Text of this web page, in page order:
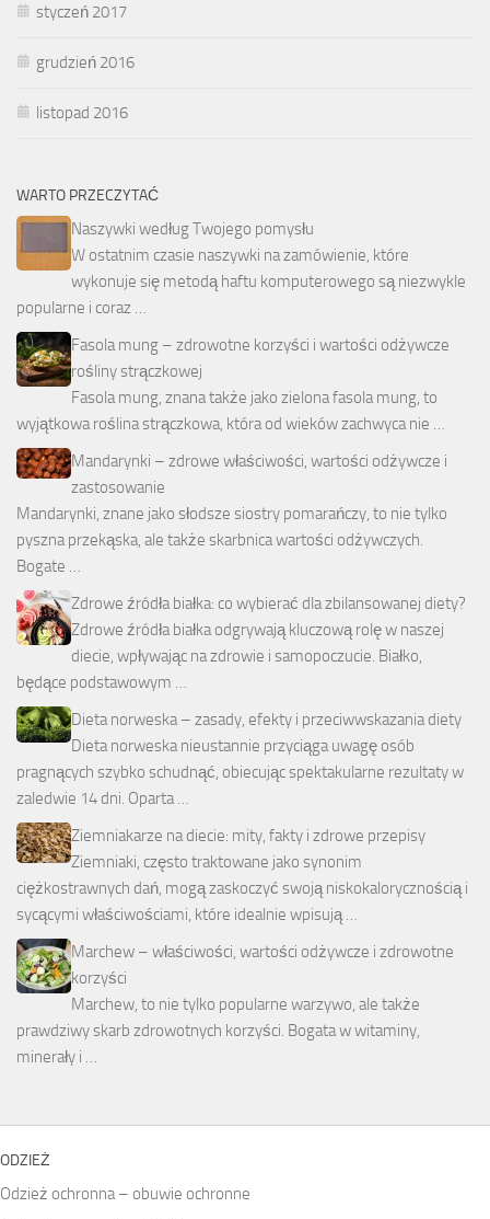
styczeń 2017
grudzień 2016
listopad 2016
WARTO PRZECZYTAĆ
Naszywki według Twojego pomysłu
W ostatnim czasie naszywki na zamówienie, które
wykonuje się metodą haftu komputerowego są niezwykle
popularne i coraz …
Fasola mung – zdrowotne korzyści i wartości odżywcze
rośliny strączkowej
Fasola mung, znana także jako zielona fasola mung, to
wyjątkowa roślina strączkowa, która od wieków zachwyca nie …
Mandarynki – zdrowe właściwości, wartości odżywcze i
zastosowanie
Mandarynki, znane jako słodsze siostry pomarańczy, to nie tylko
pyszna przekąska, ale także skarbnica wartości odżywczych.
Bogate …
Zdrowe źródła białka: co wybierać dla zbilansowanej diety?
Zdrowe źródła białka odgrywają kluczową rolę w naszej
diecie, wpływając na zdrowie i samopoczucie. Białko,
będące podstawowym …
Dieta norweska – zasady, efekty i przeciwwskazania diety
Dieta norweska nieustannie przyciąga uwagę osób
pragnących szybko schudnąć, obiecując spektakularne rezultaty w
zaledwie 14 dni. Oparta …
Ziemniakarze na diecie: mity, fakty i zdrowe przepisy
Ziemniaki, często traktowane jako synonim
ciężkostrawnych dań, mogą zaskoczyć swoją niskokalorycznością i
sycącymi właściwościami, które idealnie wpisują …
Marchew – właściwości, wartości odżywcze i zdrowotne
korzyści
Marchew, to nie tylko popularne warzywo, ale także
prawdziwy skarb zdrowotnych korzyści. Bogata w witaminy,
minerały i …
ODZIEŻ
Odzież ochronna – obuwie ochronne